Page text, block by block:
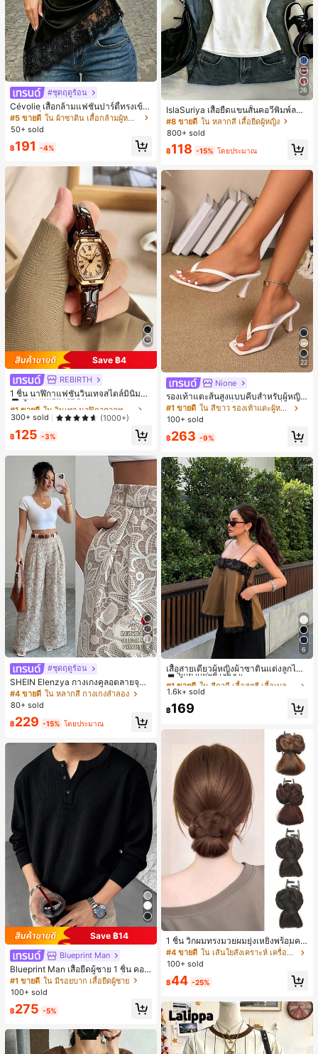
#ชุดฤดูร้อน
Cévolie เสื้อกล้ามแฟชั่นปาร์ตี้ทรงเข้า
รูป เซ็กซี่ คอเดรป คอคาวล์ จับย่น แต่ง
ลูกไม้ ดีไซน์ต่อผ้า เปิดหลัง แขนกุด
#5 ขายดี
ใน ผ้าซาติน เสื้อกล้ามผู้หญิง & Camis
50+ sold
฿191 -4%
Save ฿4
REBIRTH
1 ชิ้น นาฬิกาแฟชั่นวินเทจสไตล์มินิมอล
เลขโรมันสำหรับผู้หญิง เหมาะสำหรับก
ารตกแต่งประจำวัน
#1 ขายดี
ลูกค้ากลับมาซื้อซ้ำ!
#1 ขายดี
ลูกค้ากลับมาซื้อซ้ำ!
#1 ขายดี
ลูกค้ากลับมาซื้อซ้ำ!
#1 ขายดี
ลูกค้ากลับมาซื้อซ้ำ!
300+ sold (1000+)
฿125 -3%
5
#ชุดฤดูร้อน
SHEIN Elenzya กางเกงคูลอตลายจุดเ
อวสูงแบบใหม่สำหรับฤดูใบไม้ผลิ/ฤดูร้อ
น, สไตล์หรูหราเหมาะสำหรับใส่ในชีวิต
ทจสำหรับฤดูรับปริญญา, เทศกาลดนตร
ี, การแข่งม้าดาร์บี้, วันประกาศอิสรภาพ
#4 ขายดี ใน หลากสี กางเกงลำลอง
80+ sold
฿229 -15% โดยประมาณ
Save ฿14
Blueprint Man
Blueprint Man เสื้อยืดผู้ชาย 1 ชิ้น คอเ
ฮนลีย์ ผ้าถักลายวาฟเฟิล คอวีเล็ก ทรงห
ลวม บาง ระบายอากาศได้ดี ใส่สบาย มี
ส์ใหญ่กว่าปกติ กรุณาเลือกไซส์เล็กลงเพื่
#1 ขายดี ใน มีรอยบาก เสื้อยืดผู้ชาย
100+ sold
฿275 -5%
26
IslaSuriya เสื้อยืดแขนสั้นคอวีพิมพ์ลาย
สีตัดกันสำหรับผู้หญิง
#8 ขายดี ใน หลากสี เสื้อยืดผู้หญิง
800+ sold
฿118 -15% โดยประมาณ
22
Nione
รองเท้าแตะส้นสูงแบบคีบสำหรับผู้หญิง
สไตล์คลาสสิก สีบล็อก สไตล์แฟรี่ฤดูร้อ
น ส้นเข็ม รองเท้าแตะแบบคีบ รองเท้าแ
ญิง สำหรับออฟฟิศ บ้าน กลางแจ้ง ดีไซ
น์หัวเหลี่ยม ชิคและหรูหรา สำหรับเดทไ
นท์
#1 ขายดี
ใน สีขาว รองเท้าแตะผู้หญิง
100+ sold
฿263 -9%
6
เสื้อสายเดี่ยวผู้หญิงผ้าซาตินแต่งลูกไม้
- เสื้อสายเดี่ยวฤดูร้อนสีคากีมีรอยผ่าด้า
นข้างที่น่าดึงดูดแบบสบายๆ
#1 ขายดี
ใน สีกากี เสื้อสตรี เสื้อเบลาส์ & Tee
ลูกค้ากลับมาซื้อซ้ำ!
#1 ขายดี
ลูกค้ากลับมาซื้อซ้ำ!
#1 ขายดี
ลูกค้ากลับมาซื้อซ้ำ!
#1 ขายดี
ใน สีกากี เสื้อสตรี เสื้อเบลาส์ & Tee
1.6k+ sold
฿169
1 ชิ้น วิกผมทรงมวยผมยุ่งเหยิงพร้อมคลิ
ปหนีบผม, คลิปหนีบผมสังเคราะห์ที่ได้รั
บการอัปเกรดแฟชั่น, วิกผมเส้นใยทนคว
ช้งานง่ายโดยไม่ต้องใช้เครื่องมือ, เหมา
ะสำหรับสไตล์สบายๆ, อุปกรณ์เสริมผมที่
สมบูรณ์แบบสำหรับผู้หญิง คลิปหนีบผม
คลิปหนีบผมสบายๆ แฟชั่นผม คลิปหนีบ
ผมหรูหรา ฤดูร้อน ชายหาด วันหยุด
#4 ขายดี
ใน เส้นใยสังเคราะห์ เครื่องประดับผมผู้หญิง
100+ sold
฿44 -25%